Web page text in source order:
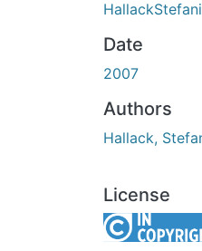
Date
2007
Authors
Hallack,
License